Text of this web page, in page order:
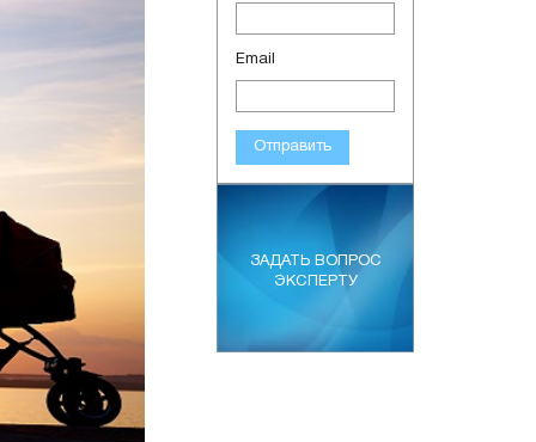
Email
Отправить
ЗАДАТЬ ВОПРОС
ЭКСПЕРТУ